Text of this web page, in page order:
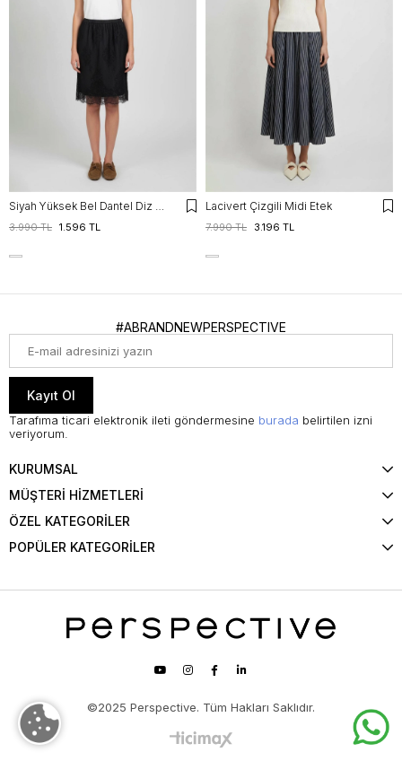
Siyah Yüksek Bel Dantel Diz Üstü Etek
1.596 TL
3.990 TL
Lacivert Çizgili Midi Etek
3.196 TL
7.990 TL
#ABRANDNEWPERSPECTIVE
Kayıt Ol
Tarafıma ticari elektronik ileti göndermesine burada belirtilen izni
veriyorum.
KURUMSAL
MÜŞTERİ HİZMETLERİ
ÖZEL KATEGORİLER
POPÜLER KATEGORİLER
©2025 Perspective. Tüm Hakları Saklıdır.